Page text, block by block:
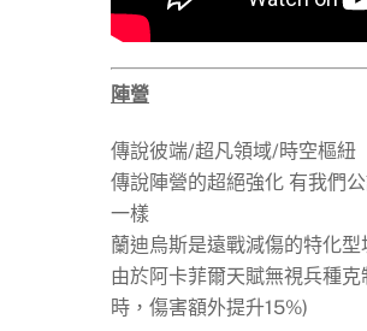
陣營
傳說彼端/超凡領域/時空樞紐
傳說陣營的超絕強化 有我們
一樣
蘭迪烏斯是遠戰減傷的特化
由於阿卡菲爾天賦無視兵種
時，傷害額外提升15%)